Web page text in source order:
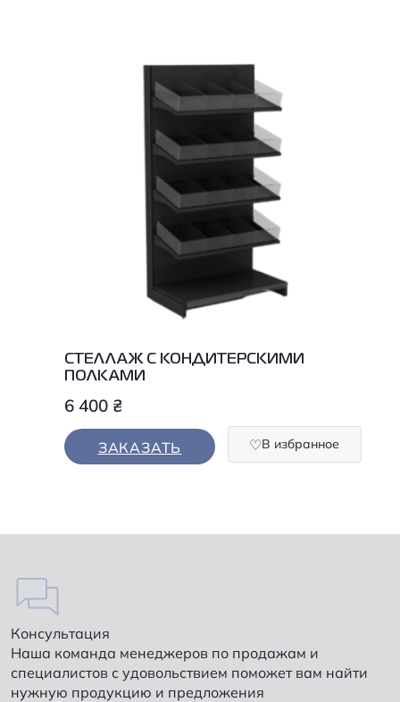
СТЕЛЛАЖ С КОНДИТЕРСКИМИ
ПОЛКАМИ
6 400 ₴
ЗАКАЗАТЬ В избранное
Консультация
Наша команда менеджеров по продажам и
специалистов с удовольствием поможет вам найти
нужную продукцию и предложения